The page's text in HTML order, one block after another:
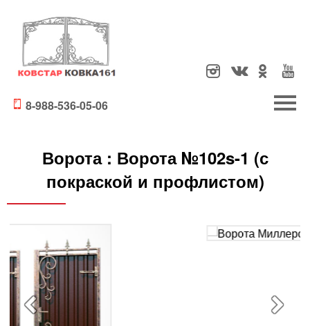
8-988-536-05-06
Ворота : Ворота №102s-1 (с
покраской и профлистом)